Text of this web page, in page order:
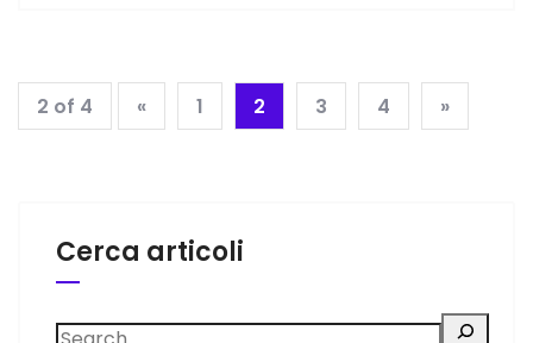
2 of 4 « 1 2 3 4 »
Cerca articoli